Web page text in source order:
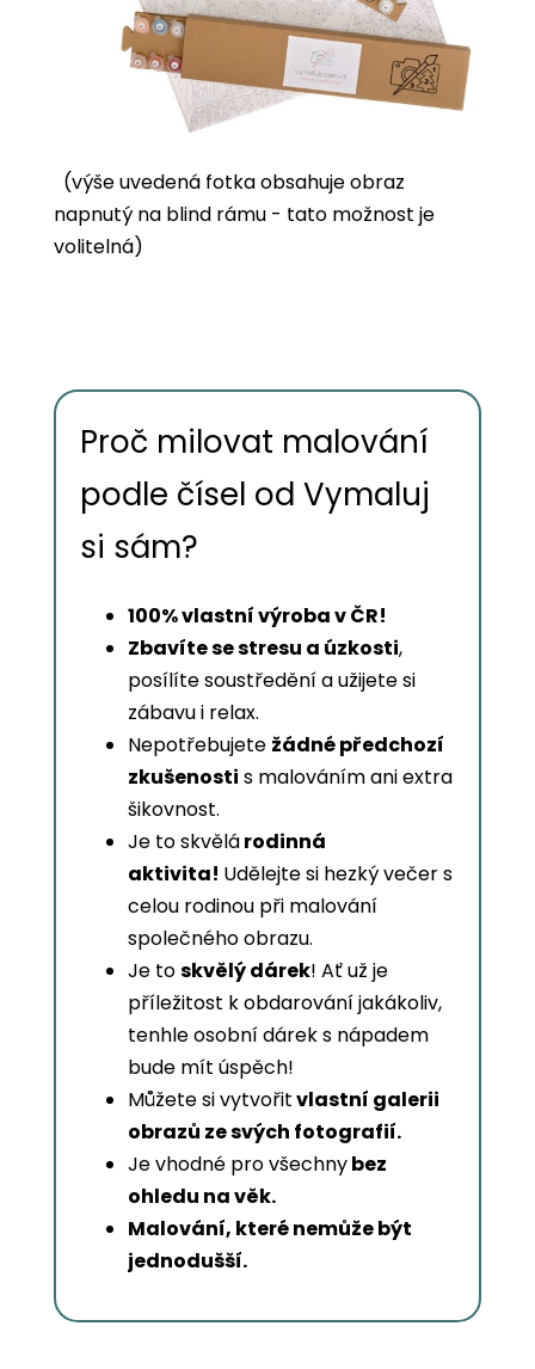
(výše uvedená fotka obsahuje obraz
napnutý na blind rámu - tato možnost je
volitelná)
Proč milovat malování
podle čísel od Vymaluj
si sám?
100% vlastní výroba v ČR!
Zbavíte se stresu a úzkosti,
posílíte soustředění a užijete si
zábavu i relax.
Nepotřebujete žádné předchozí
zkušenosti s malováním ani extra
šikovnost.
Je to skvělárodinná
aktivita! Udělejte si hezký večer s
celou rodinou při malování
společného obrazu.
Je toskvělý dárek! Ať už je
příležitost k obdarování jakákoliv,
tenhle osobní dárek s nápadem
bude mít úspěch!
Můžete si vytvořitvlastní galerii
obrazů ze svých fotografií.
Je vhodné pro všechnybez
ohledu na věk.
Malování, které nemůže být
jednodušší.